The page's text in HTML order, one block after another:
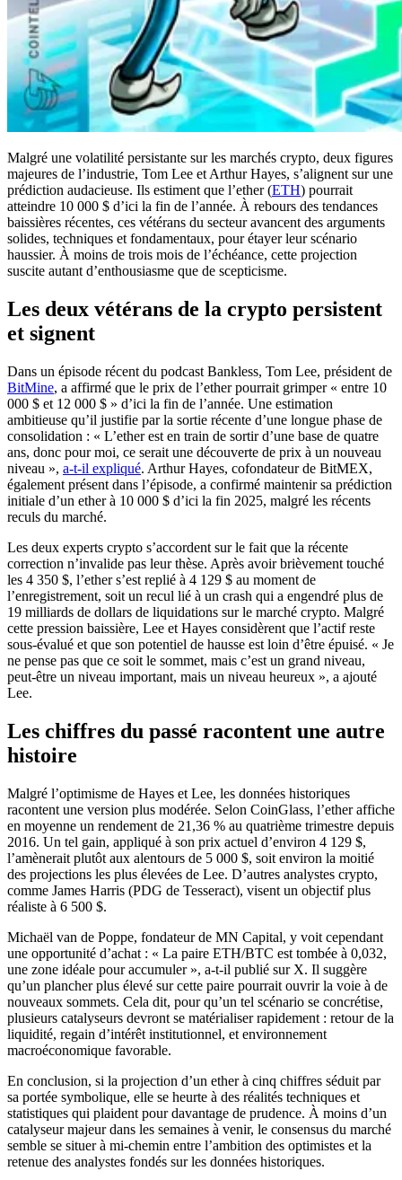
Malgré une volatilité persistante sur les marchés crypto, deux figures
majeures de l’industrie, Tom Lee et Arthur Hayes, s’alignent sur une
prédiction audacieuse. Ils estiment que l’ether (ETH) pourrait
atteindre 10 000 $ d’ici la fin de l’année. À rebours des tendances
baissières récentes, ces vétérans du secteur avancent des arguments
solides, techniques et fondamentaux, pour étayer leur scénario
haussier. À moins de trois mois de l’échéance, cette projection
suscite autant d’enthousiasme que de scepticisme.
Les deux vétérans de la crypto persistent
et signent
Dans un épisode récent du podcast Bankless, Tom Lee, président de
BitMine, a affirmé que le prix de l’ether pourrait grimper « entre 10
000 $ et 12 000 $ » d’ici la fin de l’année. Une estimation
ambitieuse qu’il justifie par la sortie récente d’une longue phase de
consolidation : « L’ether est en train de sortir d’une base de quatre
ans, donc pour moi, ce serait une découverte de prix à un nouveau
niveau », a-t-il expliqué. Arthur Hayes, cofondateur de BitMEX,
également présent dans l’épisode, a confirmé maintenir sa prédiction
initiale d’un ether à 10 000 $ d’ici la fin 2025, malgré les récents
reculs du marché.
Les deux experts crypto s’accordent sur le fait que la récente
correction n’invalide pas leur thèse. Après avoir brièvement touché
les 4 350 $, l’ether s’est replié à 4 129 $ au moment de
l’enregistrement, soit un recul lié à un crash qui a engendré plus de
19 milliards de dollars de liquidations sur le marché crypto. Malgré
cette pression baissière, Lee et Hayes considèrent que l’actif reste
sous-évalué et que son potentiel de hausse est loin d’être épuisé. « Je
ne pense pas que ce soit le sommet, mais c’est un grand niveau,
peut-être un niveau important, mais un niveau heureux », a ajouté
Lee.
Les chiffres du passé racontent une autre
histoire
Malgré l’optimisme de Hayes et Lee, les données historiques
racontent une version plus modérée. Selon CoinGlass, l’ether affiche
en moyenne un rendement de 21,36 % au quatrième trimestre depuis
2016. Un tel gain, appliqué à son prix actuel d’environ 4 129 $,
l’amènerait plutôt aux alentours de 5 000 $, soit environ la moitié
des projections les plus élevées de Lee. D’autres analystes crypto,
comme James Harris (PDG de Tesseract), visent un objectif plus
réaliste à 6 500 $.
Michaël van de Poppe, fondateur de MN Capital, y voit cependant
une opportunité d’achat : « La paire ETH/BTC est tombée à 0,032,
une zone idéale pour accumuler », a-t-il publié sur X. Il suggère
qu’un plancher plus élevé sur cette paire pourrait ouvrir la voie à de
nouveaux sommets. Cela dit, pour qu’un tel scénario se concrétise,
plusieurs catalyseurs devront se matérialiser rapidement : retour de la
liquidité, regain d’intérêt institutionnel, et environnement
macroéconomique favorable.
En conclusion, si la projection d’un ether à cinq chiffres séduit par
sa portée symbolique, elle se heurte à des réalités techniques et
statistiques qui plaident pour davantage de prudence. À moins d’un
catalyseur majeur dans les semaines à venir, le consensus du marché
semble se situer à mi-chemin entre l’ambition des optimistes et la
retenue des analystes fondés sur les données historiques.